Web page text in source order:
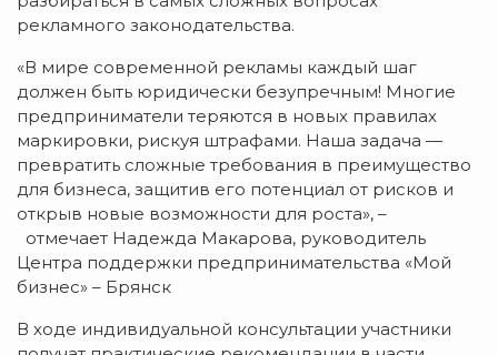
рекламного законодательства.
«В мире современной рекламы каждый шаг
должен быть юридически безупречным! Многие
предприниматели теряются в новых правилах
маркировки, рискуя штрафами. Наша задача —
превратить сложные требования в преимущество
для бизнеса, защитив его потенциал от рисков и
открыв новые возможности для роста», –
отмечает Надежда Макарова, руководитель
Центра поддержки предпринимательства «Мой
бизнес» – Брянск
В ходе индивидуальной консультации участники